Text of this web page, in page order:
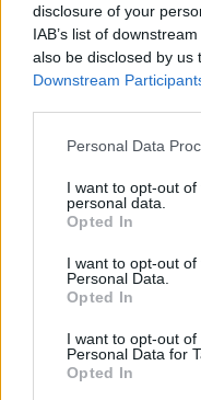
disclosure of your
IAB’s list of
also be disclosed by us
Downstream
Personal Data
I want to opt-out
personal data.
Opted In
I want to opt-out
Personal Data.
Opted In
I want to opt-out
Personal Data for
Opted In
ΣΧΕΤΙΚA
Βερολίνο: